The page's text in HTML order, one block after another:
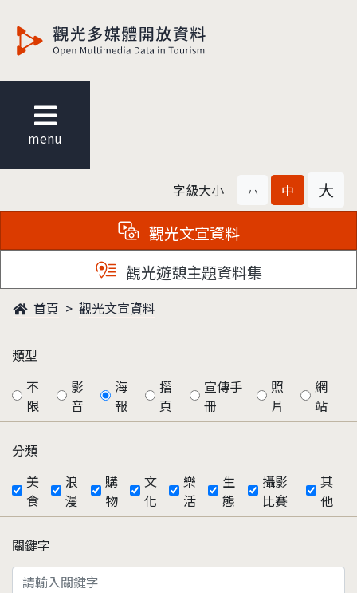
menu
字級大小 小 中 大
觀光文宣資料
觀光遊憩主題資料集
首頁 觀光文宣資料
類型
不
限
影
音
海
報
摺
頁
宣傳手
冊
照
片
網
站
分類
美
食
浪
漫
購
物
文
化
樂
活
生
態
攝影
比賽
其
他
關鍵字